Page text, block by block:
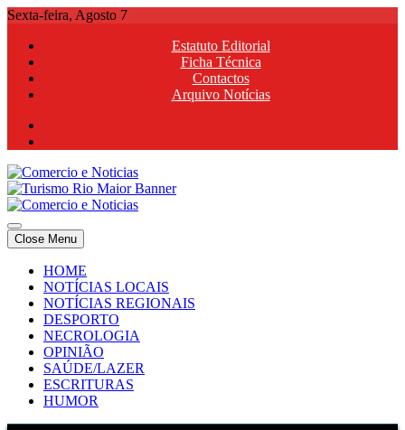
Skip
content
Sexta-feira, Agosto 7
Estatuto Editorial
Ficha Técnica
Contactos
Arquivo Notícias
Comercio e Noticias
Notícias e Publicidade Online
Comercio e Noticias
Notícias e Publicidade Online
Close Menu
HOME
NOTÍCIAS LOCAIS
NOTÍCIAS REGIONAIS
DESPORTO
NECROLOGIA
OPINIÃO
SAÚDE/LAZER
ESCRITURAS
HUMOR